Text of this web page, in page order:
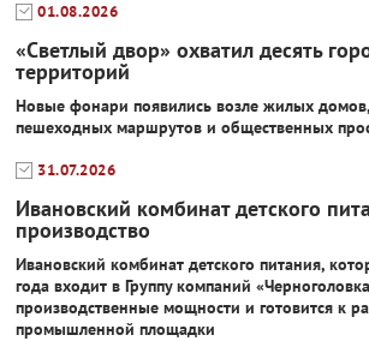
01.08.2026
«Светлый двор» охватил десять
территорий
Новые фонари появились возле жилых
пешеходных маршрутов и общественных
31.07.2026
Ивановский комбинат детского
производство
Ивановский комбинат детского питания,
года входит в Группу компаний
производственные мощности и готовится к
промышленной площадки